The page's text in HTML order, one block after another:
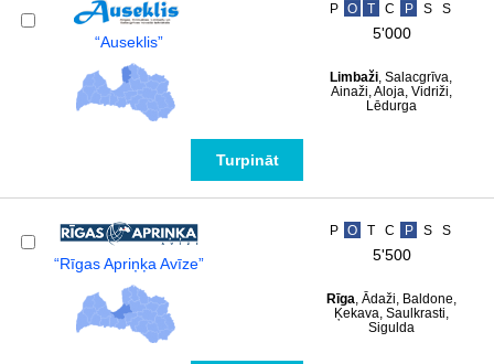
“Auseklis”
P O T C P S S
5'000
Limbaži, Salacgrīva,
Ainaži, Aloja, Vidriži,
Lēdurga
Turpināt
“Rīgas Apriņķa Avīze”
P O T C P S S
5'500
Rīga, Ādaži, Baldone,
Ķekava, Saulkrasti,
Sigulda